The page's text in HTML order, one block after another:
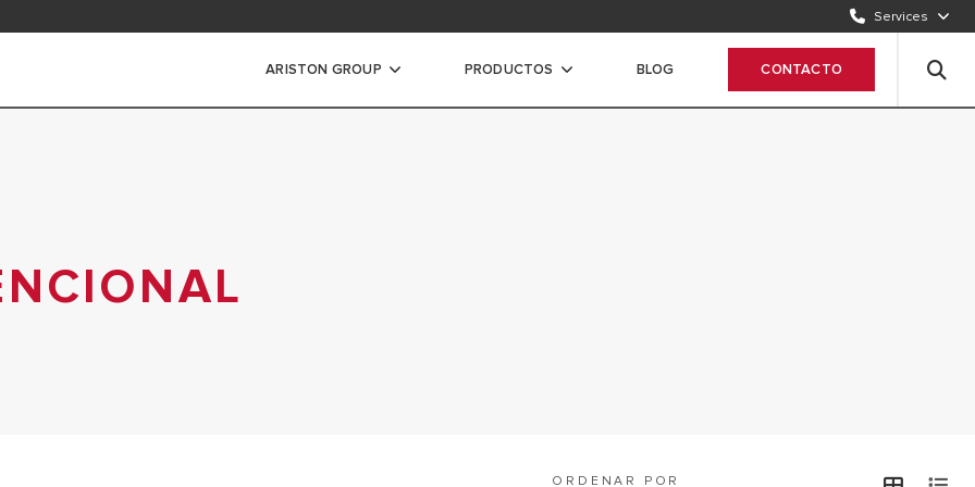
Services
ARISTON GROUP PRODUCTOS BLOG CONTACTO
ORDENAR POR